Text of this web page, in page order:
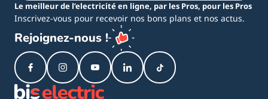
Le meilleur de l’electricité en ligne, par les Pros, pour les Pros
Inscrivez-vous pour recevoir nos bons plans et nos actus.
Rejoignez-nous !